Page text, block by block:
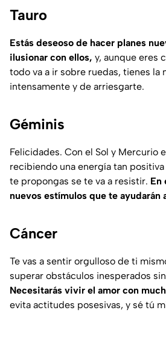
Tauro
Estás deseoso de hacer planes
ilusionar con ellos, y, aunque eres
todo va a ir sobre ruedas, tienes la
intensamente y de arriesgarte.
Géminis
Felicidades. Con el Sol y Mercurio
recibiendo una energía tan
te propongas se te va a resistir. En
nuevos estímulos que te ayudarán
Cáncer
Te vas a sentir orgulloso de ti
superar obstáculos inesperados
Necesitarás vivir el amor con
evita actitudes posesivas, y sé tú